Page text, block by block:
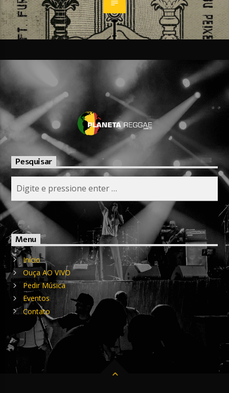
Pesquisar
Menu
Início
Ouça AO VIVO
Pedir Música
Eventos
Contato